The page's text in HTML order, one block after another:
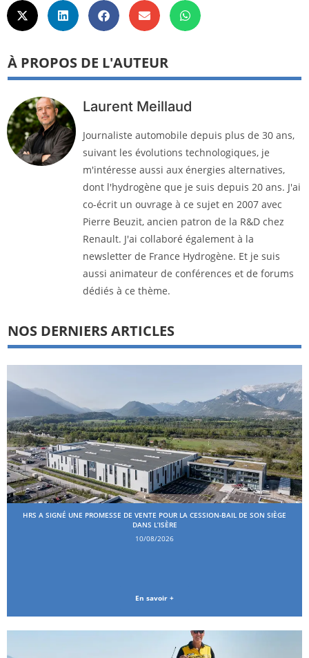
À PROPOS DE L'AUTEUR
Laurent Meillaud
Journaliste automobile depuis plus de 30 ans,
suivant les évolutions technologiques, je
m'intéresse aussi aux énergies alternatives,
dont l'hydrogène que je suis depuis 20 ans. J'ai
co-écrit un ouvrage à ce sujet en 2007 avec
Pierre Beuzit, ancien patron de la R&D chez
Renault. J'ai collaboré également à la
newsletter de France Hydrogène. Et je suis
aussi animateur de conférences et de forums
dédiés à ce thème.
NOS DERNIERS ARTICLES
HRS A SIGNÉ UNE PROMESSE DE VENTE POUR LA CESSION-BAIL DE SON SIÈGE
DANS L’ISÈRE
10/08/2026
En savoir +